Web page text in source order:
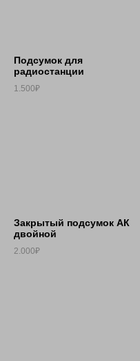
Подсумок для
радиостанции
1.500₽
Закрытый подсумок АК
двойной
2.000₽